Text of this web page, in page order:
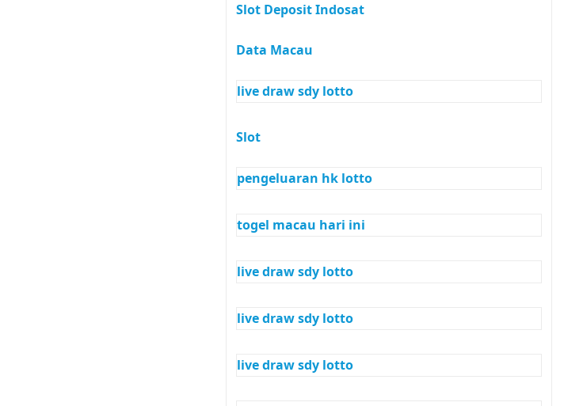
Slot Deposit Indosat
Data Macau
live draw sdy lotto
Slot
pengeluaran hk lotto
togel macau hari ini
live draw sdy lotto
live draw sdy lotto
live draw sdy lotto